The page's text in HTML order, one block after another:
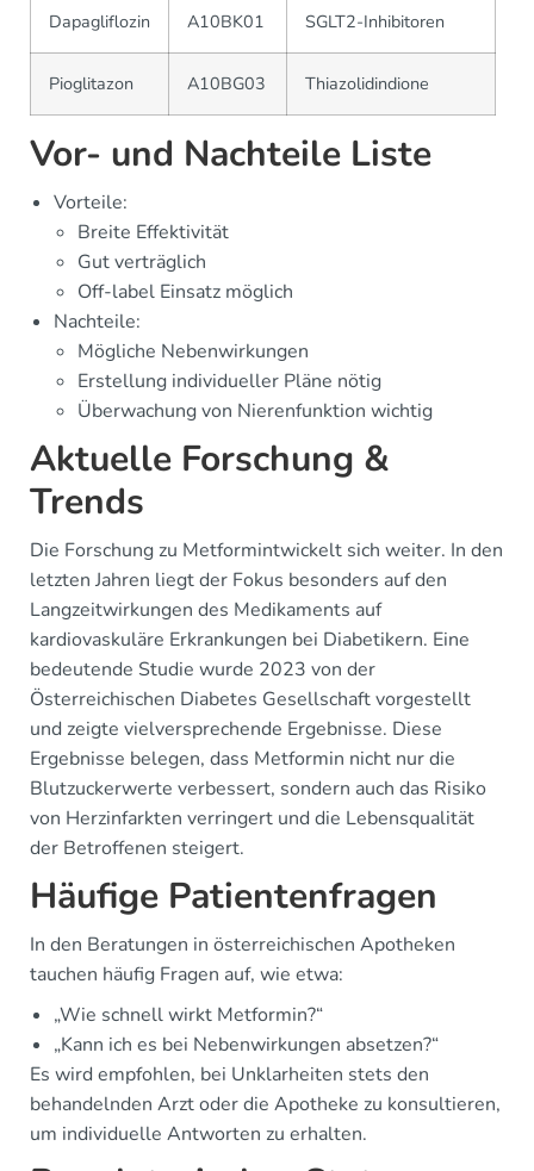
Dapagliflozin A10BK01 SGLT2-Inhibitoren
Pioglitazon A10BG03 Thiazolidindione
Vor- und Nachteile Liste
Vorteile:
Breite Effektivität
Gut verträglich
Off-label Einsatz möglich
Nachteile:
Mögliche Nebenwirkungen
Erstellung individueller Pläne nötig
Überwachung von Nierenfunktion wichtig
Aktuelle Forschung &
Trends
Die Forschung zu Metformintwickelt sich weiter. In den
letzten Jahren liegt der Fokus besonders auf den
Langzeitwirkungen des Medikaments auf
kardiovaskuläre Erkrankungen bei Diabetikern. Eine
bedeutende Studie wurde 2023 von der
Österreichischen Diabetes Gesellschaft vorgestellt
und zeigte vielversprechende Ergebnisse. Diese
Ergebnisse belegen, dass Metformin nicht nur die
Blutzuckerwerte verbessert, sondern auch das Risiko
von Herzinfarkten verringert und die Lebensqualität
der Betroffenen steigert.
Häufige Patientenfragen
In den Beratungen in österreichischen Apotheken
tauchen häufig Fragen auf, wie etwa:
„Wie schnell wirkt Metformin?“
„Kann ich es bei Nebenwirkungen absetzen?“
Es wird empfohlen, bei Unklarheiten stets den
behandelnden Arzt oder die Apotheke zu konsultieren,
um individuelle Antworten zu erhalten.